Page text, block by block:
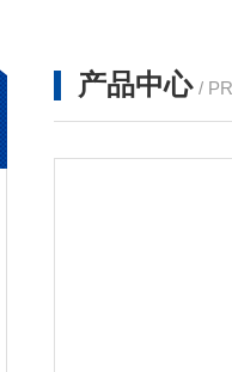
产品中心 /